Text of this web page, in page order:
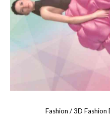
Fashion / 3D Fashion